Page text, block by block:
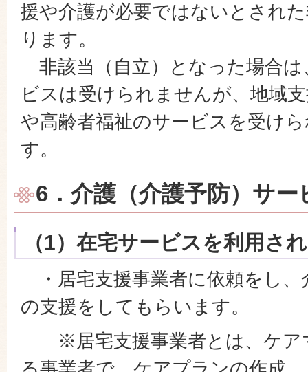
援や介護が必要ではないとされ
ります。
非該当（自立）となった場合は
ビスは受けられませんが、地域
や高齢者福祉のサービスを受け
す。
6．介護（介護予防）サー
（1）在宅サービスを利用さ
・居宅支援事業者に依頼をし、
の支援をしてもらいます。
※居宅支援事業者とは、ケア